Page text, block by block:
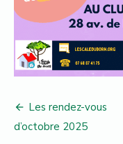
Navigation
de
Les rendez-vous
d’octobre 2025